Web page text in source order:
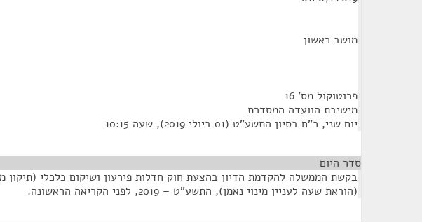
מושב ראשון
פרוטוקול מס' 16
מישיבת הוועדה המסדרת
יום שני, כ"ח בסיון התשע"ט (01 ביולי 2019), שעה 10:15
סדר היום
(הוראת שעה לעניין מינוי נאמן), התשע"ט – 2019, לפני הקריאה הראשונה.